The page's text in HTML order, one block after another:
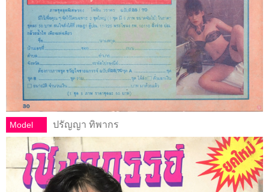
Model ปรัญญา ทิพากร